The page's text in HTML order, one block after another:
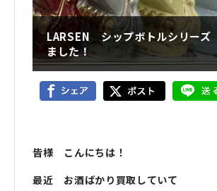
LARSEN シップボトルシリー
ました！
皆様 こんにちは！
最近 お酒ばかり買取していて